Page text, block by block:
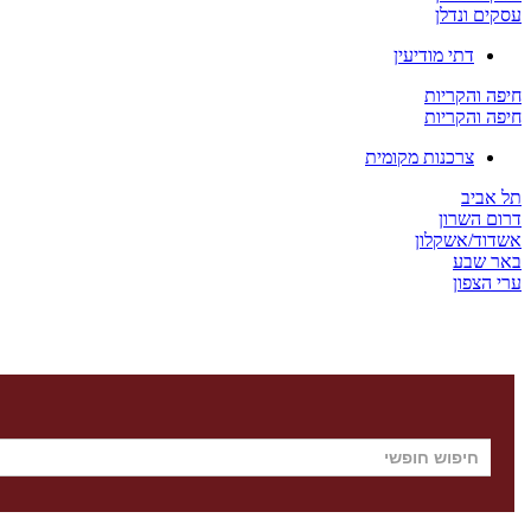
עסקים ונדלן
דתי מודיעין
חיפה והקריות
חיפה והקריות
צרכנות מקומית
תל אביב
דרום השרון
אשדוד/אשקלון
באר שבע
ערי הצפון